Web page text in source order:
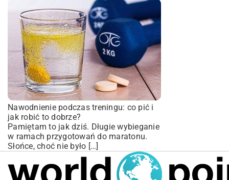
Nawodnienie podczas treningu: co pić i
jak robić to dobrze?
Pamiętam to jak dziś. Długie wybieganie
w ramach przygotowań do maratonu.
Słońce, choć nie było […]